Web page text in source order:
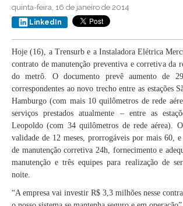
quinta-feira, 16 de janeiro de 2014
LinkedIn
Hoje (16), a Trensurb e a Instaladora Elétrica
contrato de manutenção preventiva e corretiva da
do metrô. O documento prevê aumento de
correspondentes ao novo trecho entre as estações
Hamburgo (com mais 10 quilômetros de rede
serviços prestados atualmente – entre as
Leopoldo (com 34 quilômetros de rede aérea).
validade de 12 meses, prorrogáveis por mais 60,
de manutenção corretiva 24h, fornecimento e
manutenção e três equipes para realização de
noite.
“A empresa vai investir R$ 3,3 milhões nesse